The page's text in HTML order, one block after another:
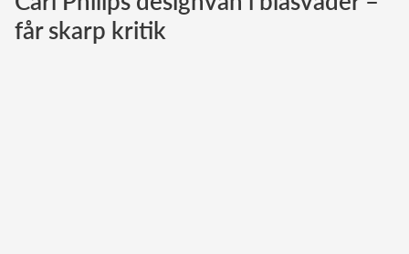
Norska kungahuset
får skarp kritik